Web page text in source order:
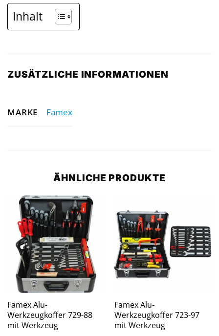
Inhalt
ZUSÄTZLICHE INFORMATIONEN
MARKE Famex
ÄHNLICHE PRODUKTE
Famex Alu-
Werkzeugkoffer 729-88
mit Werkzeug
Famex Alu-
Werkzeugkoffer 723-97
mit Werkzeug